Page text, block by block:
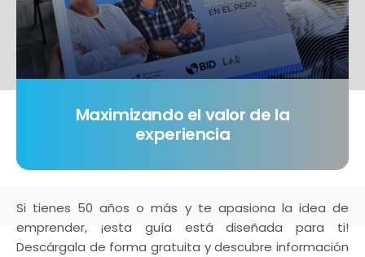
Maximizando el valor de la
experiencia
Si tienes 50 años o más y te apasiona la idea de
emprender, ¡esta guía está diseñada para ti!
Descárgala de forma gratuita y descubre información